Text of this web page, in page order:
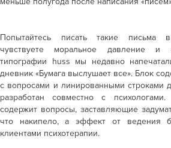
Попытайтесь писать такие письма
чувствуете моральное давление и
типографии huss мы недавно
дневник «Бумага выслушает все». Блок
с вопросами и линированными строками
разработан совместно с
содержит вопросы, заставляющие
что накипело, а эффект от ведения
клиентами психотерапии.